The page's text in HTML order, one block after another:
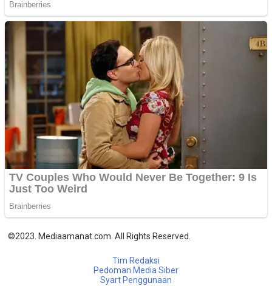
©2023. Mediaamanat.com. All Rights Reserved.
Tim Redaksi
Pedoman Media Siber
Syart Penggunaan